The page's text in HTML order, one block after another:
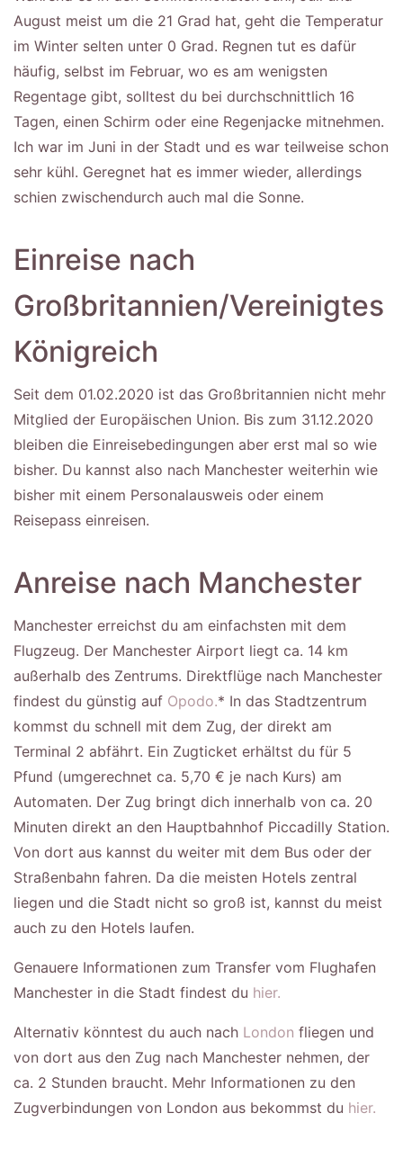
August meist um die 21 Grad hat, geht die Temperatur
im Winter selten unter 0 Grad. Regnen tut es dafür
häufig, selbst im Februar, wo es am wenigsten
Regentage gibt, solltest du bei durchschnittlich 16
Tagen, einen Schirm oder eine Regenjacke mitnehmen.
Ich war im Juni in der Stadt und es war teilweise schon
sehr kühl. Geregnet hat es immer wieder, allerdings
schien zwischendurch auch mal die Sonne.
Einreise nach
Großbritannien/Vereinigtes
Königreich
Seit dem 01.02.2020 ist das Großbritannien nicht mehr
Mitglied der Europäischen Union. Bis zum 31.12.2020
bleiben die Einreisebedingungen aber erst mal so wie
bisher. Du kannst also nach Manchester weiterhin wie
bisher mit einem Personalausweis oder einem
Reisepass einreisen.
Anreise nach Manchester
Manchester erreichst du am einfachsten mit dem
Flugzeug. Der Manchester Airport liegt ca. 14 km
außerhalb des Zentrums. Direktflüge nach Manchester
findest du günstig auf Opodo.* In das Stadtzentrum
kommst du schnell mit dem Zug, der direkt am
Terminal 2 abfährt. Ein Zugticket erhältst du für 5
Pfund (umgerechnet ca. 5,70 € je nach Kurs) am
Automaten. Der Zug bringt dich innerhalb von ca. 20
Minuten direkt an den Hauptbahnhof Piccadilly Station.
Von dort aus kannst du weiter mit dem Bus oder der
Straßenbahn fahren. Da die meisten Hotels zentral
liegen und die Stadt nicht so groß ist, kannst du meist
auch zu den Hotels laufen.
Genauere Informationen zum Transfer vom Flughafen
Manchester in die Stadt findest du hier.
Alternativ könntest du auch nach London fliegen und
von dort aus den Zug nach Manchester nehmen, der
ca. 2 Stunden braucht. Mehr Informationen zu den
Zugverbindungen von London aus bekommst du hier.